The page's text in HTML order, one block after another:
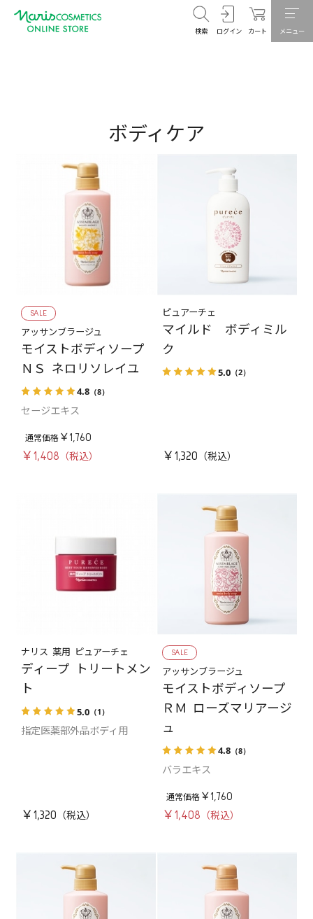
検索 ログイン カート メニュー
ボディケア
SALE
アッサンブラージュ
モイストボディソープ
ＮＳ ネロリソレイユ
4.8 （8）
セージエキス
￥1,760
￥1,408
ピュアーチェ
マイルド ボディミル
ク
5.0（2）
￥1,320
ナリス 薬用 ピュアーチェ
ディープ トリートメン
ト
5.0 （1）
指定医薬部外品ボディ用
￥1,320
SALE
アッサンブラージュ
モイストボディソープ
ＲＭ ローズマリアージ
ュ
4.8（8）
バラエキス
￥1,760
￥1,408